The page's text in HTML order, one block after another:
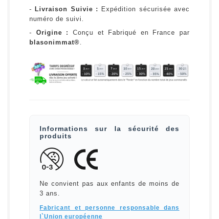
- Livraison Suivie :
Expédition sécurisée avec
numéro de suivi.
- Origine :
Conçu et Fabriqué en France par
blasonimmat®.
Informations sur la sécurité des
produits
Ne convient pas aux enfants de moins de
3 ans.
Fabricant et personne responsable dans
l`Union européenne